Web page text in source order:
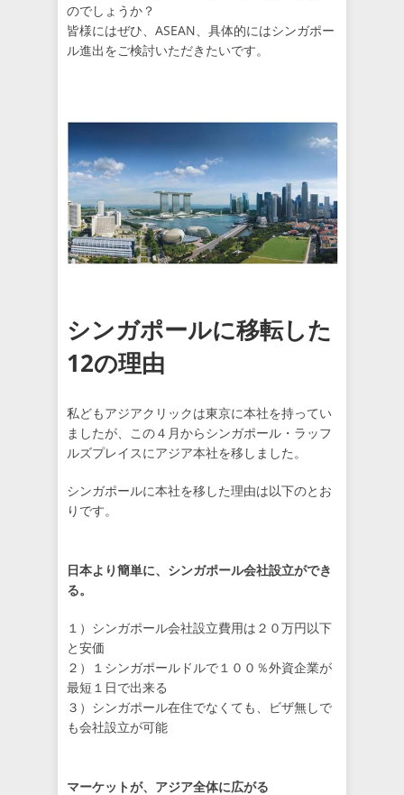
のでしょうか？
皆様にはぜひ、ASEAN、具体的にはシンガポー
ル進出をご検討いただきたいです。
シンガポールに移転した
12の理由
私どもアジアクリックは東京に本社を持ってい
ましたが、この４月からシンガポール・ラッフ
ルズプレイスにアジア本社を移しました。
シンガポールに本社を移した理由は以下のとお
りです。
日本より簡単に、シンガポール会社設立ができ
る。
１）シンガポール会社設立費用は２０万円以下
と安価
２）１シンガポールドルで１００％外資企業が
最短１日で出来る
３）シンガポール在住でなくても、ビザ無しで
も会社設立が可能
マーケットが、アジア全体に広がる